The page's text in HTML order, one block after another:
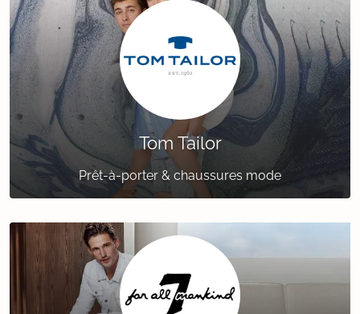
Tom Tailor
Prêt-à-porter & chaussures mode